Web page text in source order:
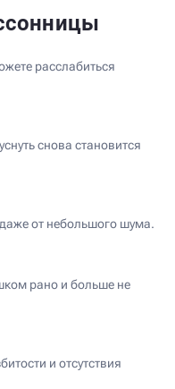
расслабиться
снова становится
от небольшого шума.
рано и больше не
и отсутствия